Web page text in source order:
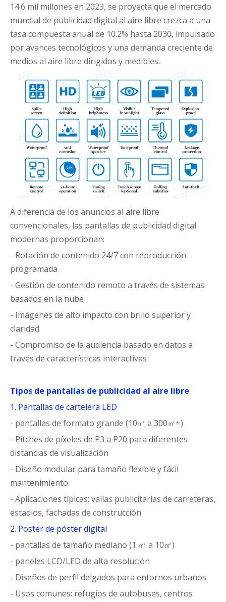
14.6 mil millones en 2023, se proyecta que el mercado
mundial de publicidad digital al aire libre crezca a una
tasa compuesta anual de 10.2% hasta 2030, impulsado
por avances tecnológicos y una demanda creciente de
medios al aire libre dirigidos y medibles.
A diferencia de los anuncios al aire libre
convencionales, las pantallas de publicidad digital
modernas proporcionan:
- Rotación de contenido 24/7 con reproducción
programada
- Gestión de contenido remoto a través de sistemas
basados en la nube
- Imágenes de alto impacto con brillo superior y
claridad
- Compromiso de la audiencia basado en datos a
través de características interactivas
Tipos de pantallas de publicidad al aire libre
1. Pantallas de cartelera LED
- pantallas de formato grande (10㎡ a 300㎡+)
- Pitches de píxeles de P3 a P20 para diferentes
distancias de visualización
- Diseño modular para tamaño flexible y fácil
mantenimiento
- Aplicaciones típicas: vallas publicitarias de carreteras,
estadios, fachadas de construcción
2. Poster de póster digital
- pantallas de tamaño mediano (1 ㎡ a 10㎡)
- paneles LCD/LED de alta resolución
- Diseños de perfil delgados para entornos urbanos
- Usos comunes: refugios de autobuses, centros